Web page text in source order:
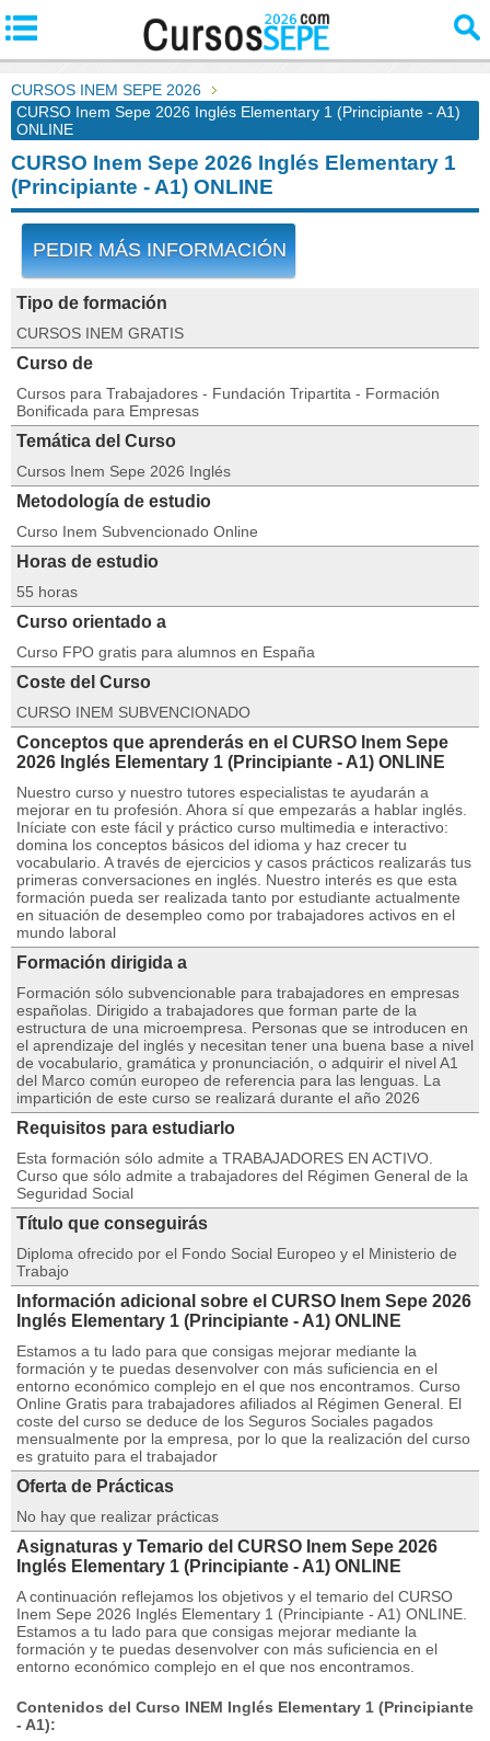
CURSOS INEM SEPE 2026
CURSO Inem Sepe 2026 Inglés Elementary 1 (Principiante - A1)
ONLINE
CURSO Inem Sepe 2026 Inglés Elementary 1
(Principiante - A1) ONLINE
PEDIR MÁS INFORMACIÓN
Tipo de formación
CURSOS INEM GRATIS
Curso de
Cursos para Trabajadores - Fundación Tripartita - Formación
Bonificada para Empresas
Temática del Curso
Cursos Inem Sepe 2026 Inglés
Metodología de estudio
Curso Inem Subvencionado Online
Horas de estudio
55 horas
Curso orientado a
Curso FPO gratis para alumnos en España
Coste del Curso
CURSO INEM SUBVENCIONADO
Conceptos que aprenderás en el CURSO Inem Sepe
2026 Inglés Elementary 1 (Principiante - A1) ONLINE
Nuestro curso y nuestro tutores especialistas te ayudarán a
mejorar en tu profesión. Ahora sí que empezarás a hablar inglés.
Iníciate con este fácil y práctico curso multimedia e interactivo:
domina los conceptos básicos del idioma y haz crecer tu
vocabulario. A través de ejercicios y casos prácticos realizarás tus
primeras conversaciones en inglés. Nuestro interés es que esta
formación pueda ser realizada tanto por estudiante actualmente
en situación de desempleo como por trabajadores activos en el
mundo laboral
Formación dirigida a
Formación sólo subvencionable para trabajadores en empresas
españolas. Dirigido a trabajadores que forman parte de la
estructura de una microempresa. Personas que se introducen en
el aprendizaje del inglés y necesitan tener una buena base a nivel
de vocabulario, gramática y pronunciación, o adquirir el nivel A1
del Marco común europeo de referencia para las lenguas. La
impartición de este curso se realizará durante el año 2026
Requisitos para estudiarlo
Esta formación sólo admite a TRABAJADORES EN ACTIVO.
Curso que sólo admite a trabajadores del Régimen General de la
Seguridad Social
Título que conseguirás
Diploma ofrecido por el Fondo Social Europeo y el Ministerio de
Trabajo
Información adicional sobre el CURSO Inem Sepe 2026
Inglés Elementary 1 (Principiante - A1) ONLINE
Estamos a tu lado para que consigas mejorar mediante la
formación y te puedas desenvolver con más suficiencia en el
entorno económico complejo en el que nos encontramos. Curso
Online Gratis para trabajadores afiliados al Régimen General. El
coste del curso se deduce de los Seguros Sociales pagados
mensualmente por la empresa, por lo que la realización del curso
es gratuito para el trabajador
Oferta de Prácticas
No hay que realizar prácticas
Asignaturas y Temario del CURSO Inem Sepe 2026
Inglés Elementary 1 (Principiante - A1) ONLINE
A continuación reflejamos los objetivos y el temario del CURSO
Inem Sepe 2026 Inglés Elementary 1 (Principiante - A1) ONLINE.
Estamos a tu lado para que consigas mejorar mediante la
formación y te puedas desenvolver con más suficiencia en el
entorno económico complejo en el que nos encontramos.
Contenidos del Curso INEM Inglés Elementary 1 (Principiante
- A1):